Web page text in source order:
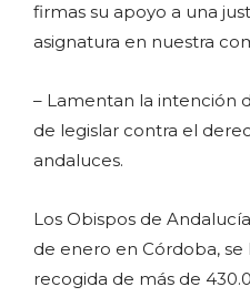
firmas su apoyo a una
asignatura en nuestra
– Lamentan la intención
de legislar contra el
andaluces.
Los Obispos de
de enero en Córdoba,
recogida de más de